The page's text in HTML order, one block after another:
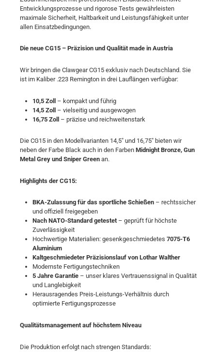
Entwicklungsprozesse und rigorose Tests gewährleisten
maximale Sicherheit, Haltbarkeit und Leistungsfähigkeit unter
allen Einsatzbedingungen.
Die neue CG15 – Präzision und Qualität made in Austria
Wir bringen die Clawgear CG15 exklusiv nach Deutschland. Sie
ist im Kaliber .223 Remington in drei Lauflängen verfügbar:
10,5 Zoll– kompakt und führig
14,5 Zoll – vielseitig und ausgewogen
16,75 Zoll– präzise und reichweitenstark
Die CG15 in den Modellvarianten 14,5" und 16,75" bieten wir
neben der Farbe Black auch in den Farben Midnight Bronze, Gun
Metal Grey und Sniper Green an.
Highlights der CG15:
BKA-Zulassung für das sportliche Schießen– rechtssicher
und offiziell freigegeben
Nach NATO-Standard getestet– geprüft für höchste
Zuverlässigkeit
Hochwertige Materialien: gesenkgeschmiedetes 7075-T6
Aluminium
Kaltgeschmiedeter Präzisionslauf von Lothar Walther
Modernste Fertigungstechniken
5 Jahre Garantie– unser klares Vertrauenssignal in Qualität
und Langlebigkeit
Herausragendes Preis-Leistungs-Verhältnis durch
optimierte Fertigungsprozesse
Qualitätsmanagement auf höchstem Niveau
Die Produktion erfolgt nach strengen Standards: